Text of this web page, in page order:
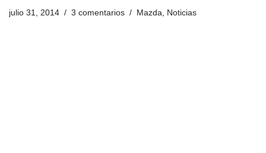
julio 31, 2014 3 comentarios Mazda, Noticias